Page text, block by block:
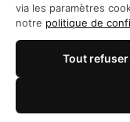
©
via les paramètres
notre politique de
Tout refuser